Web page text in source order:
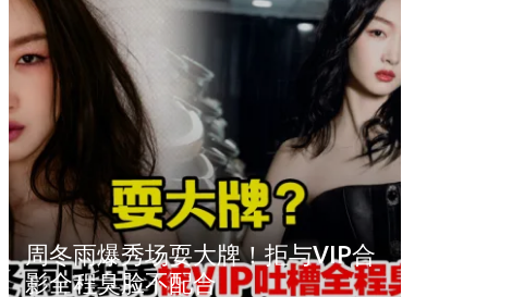
周冬雨爆秀场耍大牌！拒与VIP合
影全程臭脸不配合